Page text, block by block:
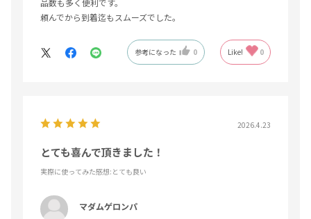
品数も多く便利です。
頼んでから到着迄もスムーズでした。
参考になった 0 Like! 0
2026.4.23
とても喜んで頂きました！
実際に使ってみた感想:とても良い
マダムゲロンパ